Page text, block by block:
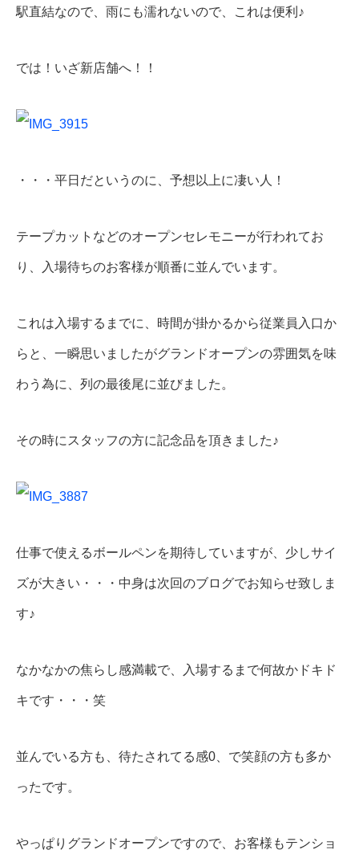
駅直結なので、雨にも濡れないので、これは便利♪
では！いざ新店舗へ！！
・・・平日だというのに、予想以上に凄い人！
テープカットなどのオープンセレモニーが行われてお
り、入場待ちのお客様が順番に並んでいます。
これは入場するまでに、時間が掛かるから従業員入口か
らと、一瞬思いましたがグランドオープンの雰囲気を味
わう為に、列の最後尾に並びました。
その時にスタッフの方に記念品を頂きました♪
仕事で使えるボールペンを期待していますが、少しサイ
ズが大きい・・・中身は次回のブログでお知らせ致しま
す♪
なかなかの焦らし感満載で、入場するまで何故かドキド
キです・・・笑
並んでいる方も、待たされてる感0、で笑顔の方も多か
ったです。
やっぱりグランドオープンですので、お客様もテンショ